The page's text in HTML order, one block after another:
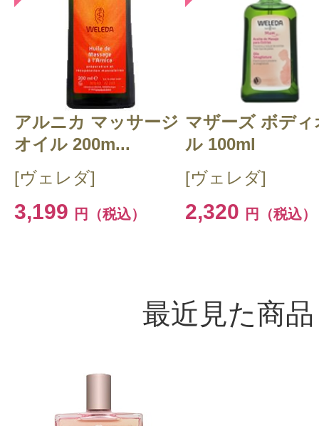
アルニカ マッサージ
オイル 200m...
[ヴェレダ]
3,199 円（税込）
マザーズ ボディ
ル 100ml
[ヴェレダ]
2,320 円（税込）
最近見た商品